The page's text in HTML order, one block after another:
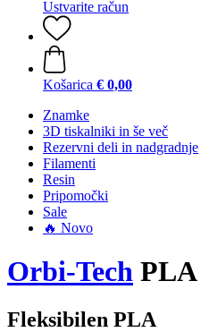
Ustvarite račun
Košarica € 0,00
Znamke
3D tiskalniki in še več
Rezervni deli in nadgradnje
Filamenti
Resin
Pripomočki
Sale
🔥 Novo
Orbi-Tech PLA
Fleksibilen PLA